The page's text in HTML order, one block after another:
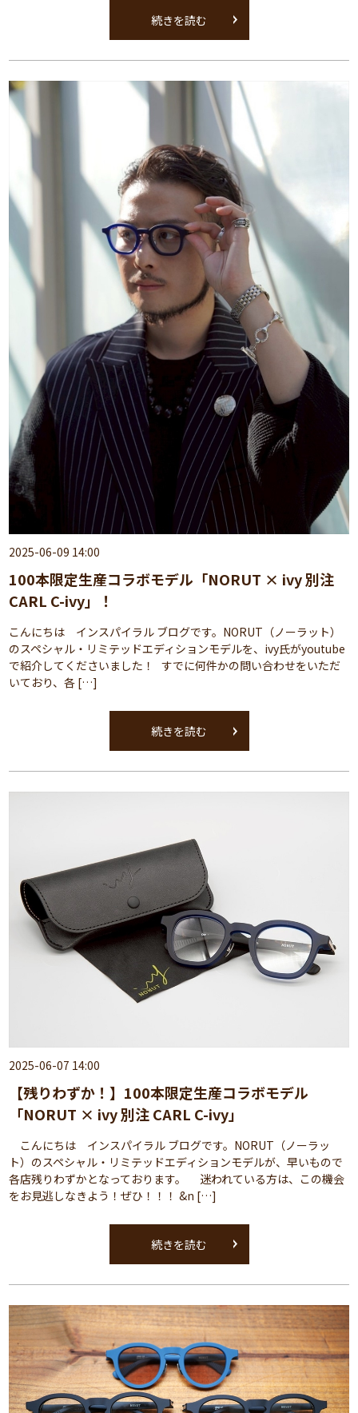
続きを読む
2025-06-09 14:00
100本限定生産コラボモデル「NORUT × ivy 別注
CARL C-ivy」！
こんにちは インスパイラル ブログです。NORUT（ノーラット）
のスペシャル・リミテッドエディションモデルを、ivy氏がyoutube
で紹介してくださいました！ すでに何件かの問い合わせをいただ
いており、各 […]
続きを読む
2025-06-07 14:00
【残りわずか！】100本限定生産コラボモデル
「NORUT × ivy 別注 CARL C-ivy」
こんにちは インスパイラル ブログです。NORUT（ノーラッ
ト）のスペシャル・リミテッドエディションモデルが、早いもので
各店残りわずかとなっております。 迷われている方は、この機会
をお見逃しなきよう！ぜひ！！！ &n […]
続きを読む